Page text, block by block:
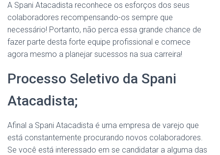
A Spani Atacadista reconhece os esforços dos seus
colaboradores recompensando-os sempre que
necessário! Portanto, não perca essa grande chance de
fazer parte desta forte equipe profissional e comece
agora mesmo a planejar sucessos na sua carreira!
Processo Seletivo da Spani
Atacadista;
Afinal a Spani Atacadista é uma empresa de varejo que
está constantemente procurando novos colaboradores.
Se você está interessado em se candidatar a alguma das